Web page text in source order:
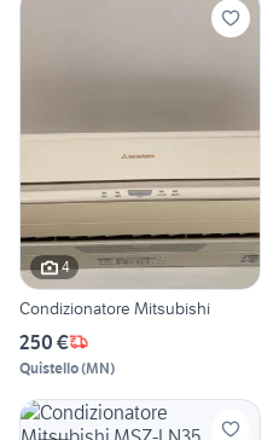
4
Condizionatore Mitsubishi
250 €
Quistello(MN)